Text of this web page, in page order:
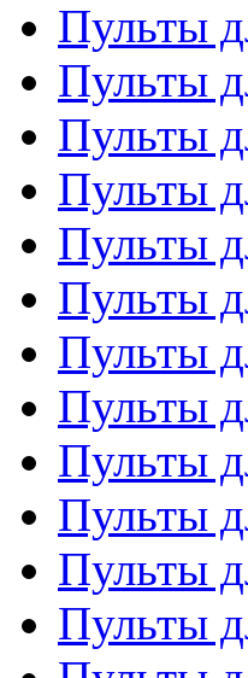
Пульты
Пульты
Пульты
Пульты
Пульты
Пульты
Пульты
Пульты
Пульты
Пульты
Пульты
Пульты